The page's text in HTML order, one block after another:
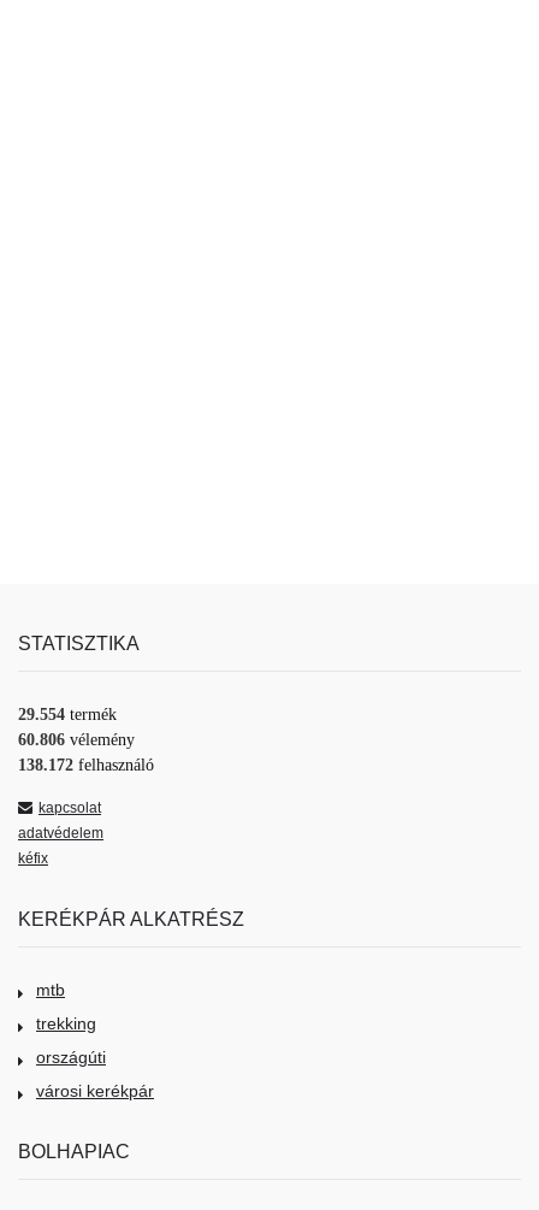
STATISZTIKA
29.554 termék
60.806 vélemény
138.172 felhasználó
kapcsolat
adatvédelem
kéfix
KERÉKPÁR ALKATRÉSZ
mtb
trekking
országúti
városi kerékpár
BOLHAPIAC